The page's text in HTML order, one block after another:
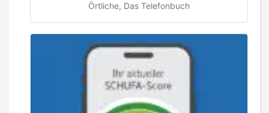
Örtliche, Das Telefonbuch